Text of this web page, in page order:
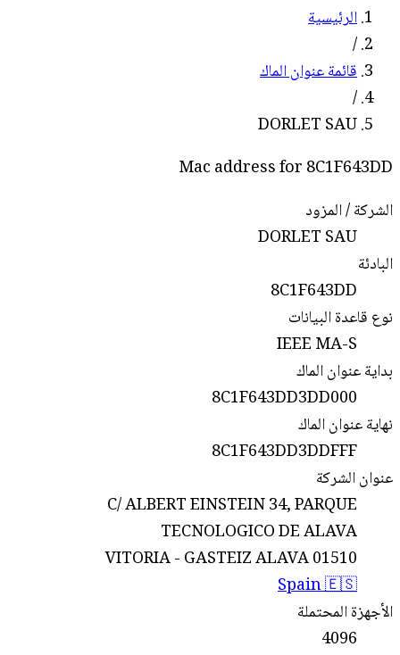
الرئيسية
/
قائمة عنوان الماك
/
DORLET SAU
Mac address for 8C1F643DD
الشركة / المزود
DORLET SAU
البادئة
8C1F643DD
نوع قاعدة البيانات
IEEE MA-S
بداية عنوان الماك
8C1F643DD3DD000
نهاية عنوان الماك
8C1F643DD3DDFFF
عنوان الشركة
C/ ALBERT EINSTEIN 34, PARQUE
TECNOLOGICO DE ALAVA
VITORIA - GASTEIZ ALAVA 01510
Spain 🇪🇸
الأجهزة المحتملة
4096